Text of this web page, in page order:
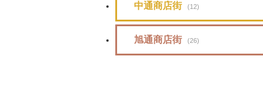
中通商店街 (12)
旭通商店街 (26)